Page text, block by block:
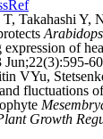
Takahashi Y,
of
Jun;22(3):595-
VYu,
fluctuations
Growth